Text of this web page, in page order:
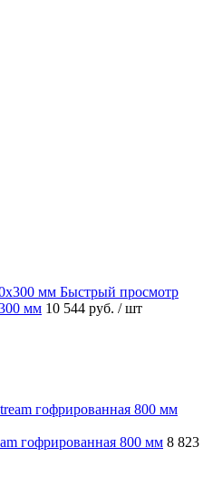
Быстрый просмотр
мм 10 544 руб. / шт
гофрированная 800 мм 8 823